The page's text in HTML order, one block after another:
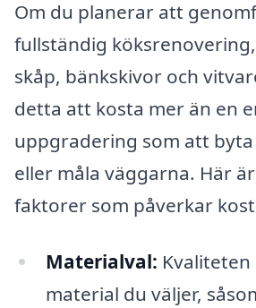
Om du planerar att
fullständig
skåp, bänkskivor och
detta att kosta mer än en
uppgradering som att
eller måla väggarna. Här
faktorer som påverkar
Materialval:
material du väljer,